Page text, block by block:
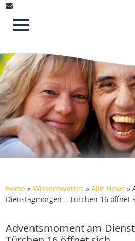
Home »Wissenswertes »Alle News »
Dienstagmorgen – Türchen 16 öffnet
Adventsmoment am